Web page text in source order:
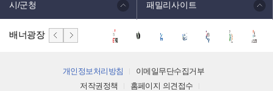
시/군청 패밀리사이트
배너광장
개인정보처리방침
이메일무단수집거부
저작권정책
홈페이지 의견접수